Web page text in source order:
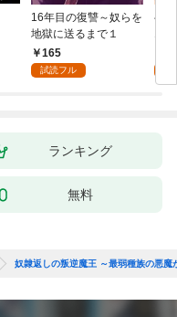
16年目の復讐～奴らを
地獄に送るまで１
165
試読フル
ベ
ランキング
無料
奴隷返しの叛逆魔王 ～最弱種族の悪